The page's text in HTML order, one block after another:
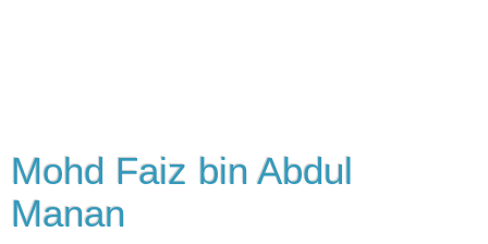
Mohd Faiz bin Abdul
Manan